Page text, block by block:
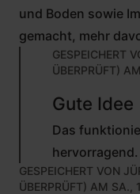
und Boden sowie
gemacht, mehr
GESPEICHERT
ÜBERPRÜFT)
AUF
MAX
FREITAG
(NICHT
ÜBERPRÜFT)
Gute Idee
Das
GESPEICHERT VON
ÜBERPRÜFT) AM SA.,